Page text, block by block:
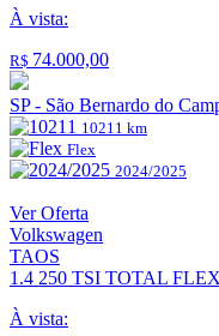
À vista:
R$ 74.000,00
SP - São Bernardo do
10211 km
Flex
2024/2025
Ver Oferta
Volkswagen
TAOS
1.4 250 TSI TOTAL
À vista: